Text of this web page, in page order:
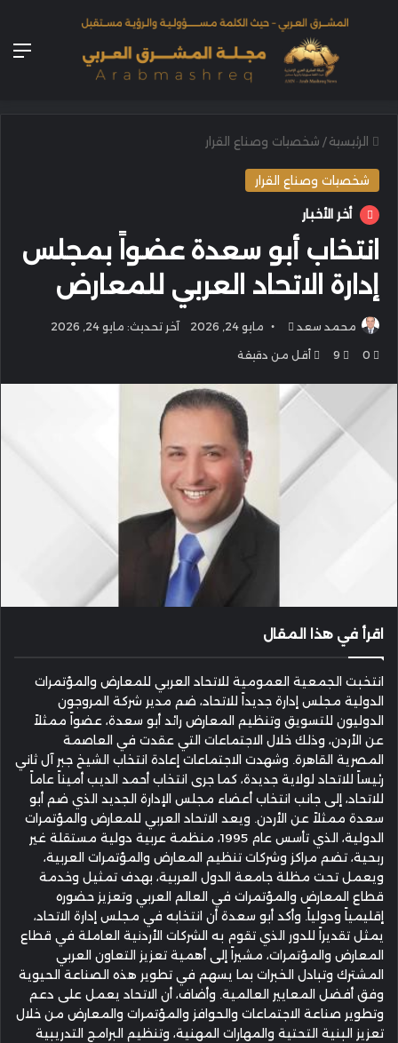
الرئيسية / شخصيات وصناع القرار
شخصيات وصناع القرار
أخر الأخبار
انتخاب أبو سعدة عضواً بمجلس
إدارة الاتحاد العربي للمعارض
محمد سعد
أرسل مايو 24, 2026 آخر تحديث: مايو 24, 2026
0
9 أقل من دقيقة
اقرأ في هذا المقال
انتخبت الجمعية العمومية للاتحاد العربي للمعارض والمؤتمرات
الدولية مجلس إدارة جديداً للاتحاد، ضم مدير شركة المروجون
الدوليون للتسويق وتنظيم المعارض رائد أبو سعدة، عضواً ممثلاً
عن الأردن، وذلك خلال الاجتماعات التي عقدت في العاصمة
المصرية القاهرة. وشهدت الاجتماعات إعادة انتخاب الشيخ جبر آل ثاني
رئيساً للاتحاد لولاية جديدة، كما جرى انتخاب أحمد الديب أميناً عاماً
للاتحاد، إلى جانب انتخاب أعضاء مجلس الإدارة الجديد الذي ضم أبو
سعدة ممثلاً عن الأردن. ويعد الاتحاد العربي للمعارض والمؤتمرات
الدولية، الذي تأسس عام 1995، منظمة عربية دولية مستقلة غير
ربحية، تضم مراكز وشركات تنظيم المعارض والمؤتمرات العربية،
ويعمل تحت مظلة جامعة الدول العربية، بهدف تمثيل وخدمة
قطاع المعارض والمؤتمرات في العالم العربي وتعزيز حضوره
إقليمياً ودولياً. وأكد أبو سعدة أن انتخابه في مجلس إدارة الاتحاد،
يمثل تقديراً للدور الذي تقوم به الشركات الأردنية العاملة في قطاع
المعارض والمؤتمرات، مشيراً إلى أهمية تعزيز التعاون العربي
المشترك وتبادل الخبرات بما يسهم في تطوير هذه الصناعة الحيوية
وفق أفضل المعايير العالمية. وأضاف، أن الاتحاد يعمل على دعم
وتطوير صناعة الاجتماعات والحوافز والمؤتمرات والمعارض من خلال
تعزيز البنية التحتية والمهارات المهنية، وتنظيم البرامج التدريبية